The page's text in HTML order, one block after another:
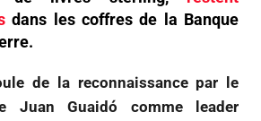
dans les coffres de la Banque
de la reconnaissance par le
Juan Guaidó comme leader